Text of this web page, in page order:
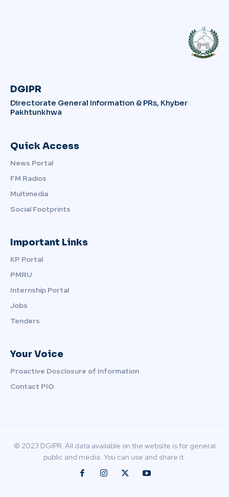
DGIPR
Directorate General Information & PRs, Khyber
Pakhtunkhwa
Quick Access
News Portal
FM Radios
Multimedia
Social Footprints
Important Links
KP Portal
PMRU
Internship Portal
Jobs
Tenders
Your Voice
Proactive Dosclosure of Information
Contact PIO
© 2023 DGIPR. All data available on the website is for general
public and media. You can use and share it.